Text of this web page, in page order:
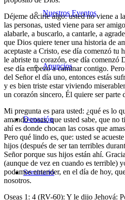
Nuestros Eventos
Anuncios
Donación
Seminario
Déjeme decirle algo: usted no viene a
las personas, usted viene para ser
alabarle, a buscarlo, a cantarle, a
que Dios quiere tener una historia de
aceptaste a Cristo, ese día comenzó tu
le abriste tu corazón, ese día comenzó
ese día empezó a caminar contigo.
del Señor el día uno, entonces estás
y es bien triste estar viviendo
un corazón sincero, Él quiere ser parte
Mi pregunta es para usted: ¿qué es lo
amando cosas, que usted sabe, que no
ahí es donde chocan las cosas que
Pero qué lindo es, que: usted se
hijos (después de ser tan terribles
Señor porque sus hijos están ahí.
(aunque de vez en cuando es terrible)
podamos entender, en el día de hoy,
nosotros.
Oseas 1: 4 (RV-60): Y le dijo Jehová: